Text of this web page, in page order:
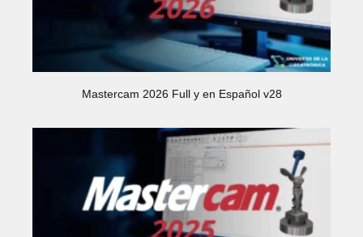
Mastercam 2026 Full y en Español v28